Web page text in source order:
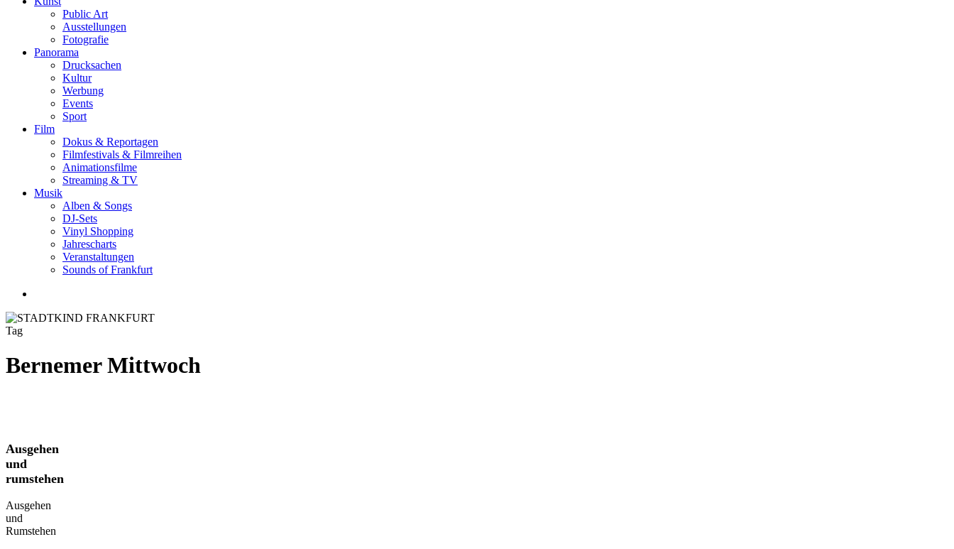
Public Art
Ausstellungen
Fotografie
Panorama
Drucksachen
Kultur
Werbung
Events
Sport
Film
Dokus & Reportagen
Filmfestivals & Filmreihen
Animationsfilme
Streaming & TV
Musik
Alben & Songs
DJ-Sets
Vinyl Shopping
Jahrescharts
Veranstaltungen
Sounds of Frankfurt
Tag
Bernemer Mittwoch
Ausgehen
und
rumstehen
Ausgehen
und
rumstehen
Ausgehen
und
Rumstehen